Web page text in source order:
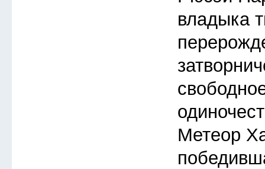
владыка
Метеор